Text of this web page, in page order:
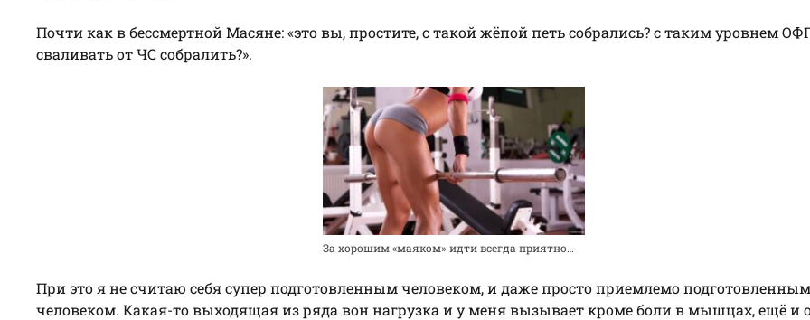
Почти как в бессмертной Масяне: «это вы, простите,с такой жёпой петь собрались?с таким уровнем
сваливать от ЧС собралить?».
За хорошим «маяком» идти всегда приятно…
При это я не считаю себя супер подготовленным человеком, и даже просто приемлемо подготовленным
человеком. Какая-то выходящая из ряда вон нагрузка и у меня вызывает кроме боли в мышцах, ещё и